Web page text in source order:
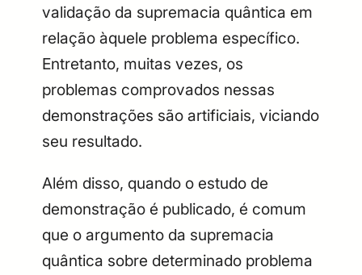
validação da supremacia quântica em
relação àquele problema específico.
Entretanto, muitas vezes, os
problemas comprovados nessas
demonstrações são artificiais, viciando
seu resultado.
Além disso, quando o estudo de
demonstração é publicado, é comum
que o argumento da supremacia
quântica sobre determinado problema